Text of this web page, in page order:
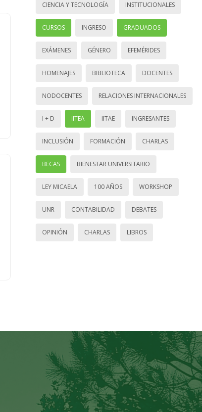
CIENCIA Y TECNOLOGÍA INSTITUCIONALES
CURSOS INGRESO GRADUADOS
EXÁMENES GÉNERO EFEMÉRIDES
HOMENAJES BIBLIOTECA DOCENTES
NODOCENTES RELACIONES INTERNACIONALES
I + D IITEA IITAE INGRESANTES
INCLUSIÓN FORMACIÓN CHARLAS
BECAS BIENESTAR UNIVERSITARIO
LEY MICAELA 100 AÑOS WORKSHOP
UNR CONTABILIDAD DEBATES
OPINIÓN CHARLAS LIBROS